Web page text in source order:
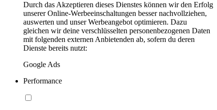
Durch das Akzeptieren dieses Dienstes können wir den Erfolg
unserer Online-Werbeeinschaltungen besser nachvollziehen,
auswerten und unser Werbeangebot optimieren. Dazu
gleichen wir deine verschlüsselten personenbezogenen Daten
mit folgenden externen Anbietenden ab, sofern du deren
Dienste bereits nutzt:
Google Ads
Performance